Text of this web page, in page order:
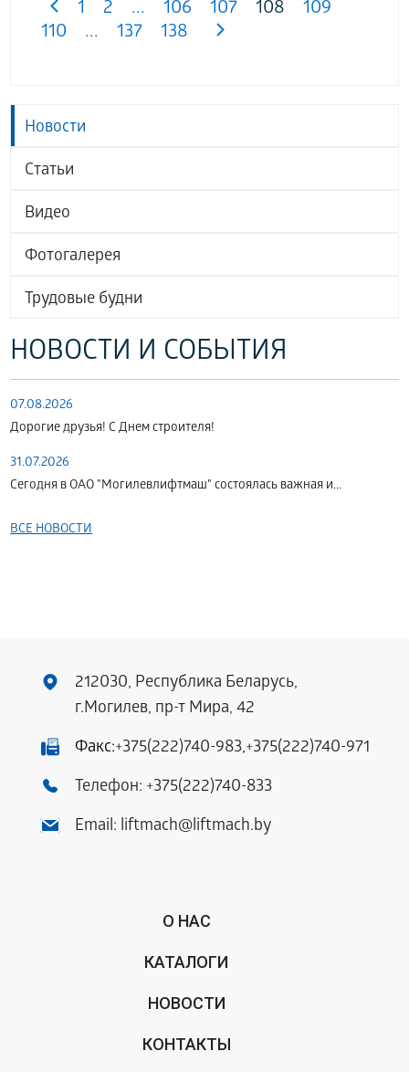
Новости
Статьи
Видео
Фотогалерея
Трудовые будни
НОВОСТИ И СОБЫТИЯ
07.08.2026
Дорогие друзья! С Днем строителя!
31.07.2026
Сегодня в ОАО "Могилевлифтмаш" состоялась важная и...
ВСЕ НОВОСТИ
1 2 ... 106 107 108
109
110
... 137 138
212030, Республика Беларусь,
г.Могилев, пр-т Мира, 42
Факс:+375(222)740-983,+375(222)740-971
Телефон: +375(222)740-833
Email: liftmach@liftmach.by
О НАС
КАТАЛОГИ
НОВОСТИ
КОНТАКТЫ